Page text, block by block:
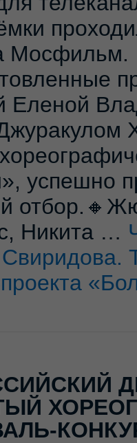
Мосфильм.
Еленой
успешно
Никита …
Свиридова.